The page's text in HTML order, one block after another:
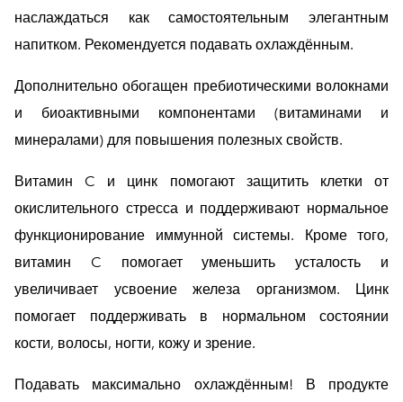
наслаждаться как самостоятельным элегантным
напитком. Рекомендуется подавать охлаждённым.
Дополнительно обогащен пребиотическими волокнами
и биоактивными компонентами (витаминами и
минералами) для повышения полезных свойств.
Витамин C и цинк помогают защитить клетки от
окислительного стресса и поддерживают нормальное
функционирование иммунной системы. Кроме того,
витамин C помогает уменьшить усталость и
увеличивает усвоение железа организмом. Цинк
помогает поддерживать в нормальном состоянии
кости, волосы, ногти, кожу и зрение.
Подавать максимально охлаждённым! В продукте